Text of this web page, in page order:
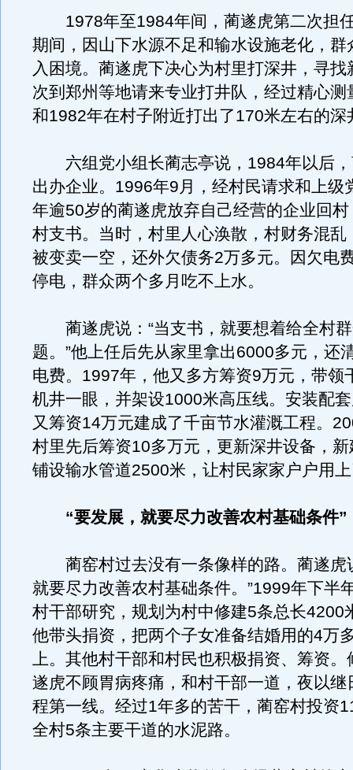
1978年至1984年间，蔺遂虎第二次担
期间，因山下水源不足和输水设施老化，群
入困境。蔺遂虎下决心为村里打深井，寻找
次到郑州等地请来专业打井队，经过精心
和1982年在村子附近打出了170米左右的深
六组党小组长蔺志亭说，1984年以后，
出办企业。1996年9月，经村民请求和上级
年逾50岁的蔺遂虎放弃自己经营的企业回
村支书。当时，村里人心涣散，村财务混乱
被变卖一空，还外欠债务2万多元。因欠电
停电，群众两个多月吃不上水。
蔺遂虎说：“当支书，就要想着给全村
题。”他上任后先从家里拿出6000多元，还
电费。1997年，他又多方筹资9万元，带领
机井一眼，并架设1000米高压线。安装配
又筹资14万元建成了千亩节水灌溉工程。
村里先后筹资10多万元，更新深井设备，
铺设输水管道2500米，让村民家家户户用
“要发展，就要尽力改善农村基础条件”
蔺窑村过去没有一条像样的路。蔺遂虎
就要尽力改善农村基础条件。”1999年下半
村干部研究，规划为村中修建5条总长4200
他带头捐资，把两个子女准备结婚用的4万
上。其他村干部和村民也积极捐资、筹资。
遂虎不顾胃病疼痛，和村干部一道，夜以继
程第一线。经过1年多的苦干，蔺窑村投资
全村5条主要干道的水泥路。